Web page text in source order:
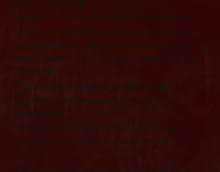
Nutra CPA-оффер в Украине.
Valguset — натуральное средство от
«косточек на ногах» (вальгусной
деформации), уменьшает боль, отёк и
постепенно корректирует положение
сустава.
Позволяет вернуть комфорт при
ходьбе без операций и дорогих
процедур.
Разрешены популярные источники
трафика и широкий креативный
подход.
Отличный выбор для стабильных и